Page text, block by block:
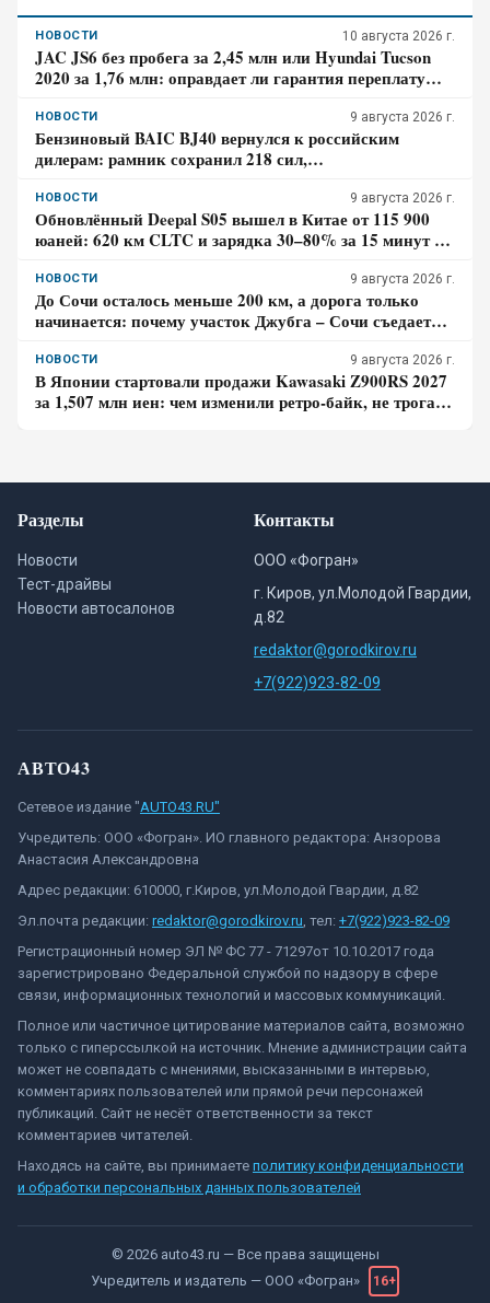
НОВОСТИ 10 августа 2026 г.
JAC JS6 без пробега за 2,45 млн или Hyundai Tucson
2020 за 1,76 млн: оправдает ли гарантия переплату
НОВОСТИ 9 августа 2026 г.
Бензиновый BAIC BJ40 вернулся к российским
дилерам: рамник сохранил 218 сил,
НОВОСТИ 9 августа 2026 г.
Обновлённый Deepal S05 вышел в Китае от 115 900
юаней: 620 км CLTC и зарядка 30–80% за 15 минут –
НОВОСТИ 9 августа 2026 г.
До Сочи осталось меньше 200 км, а дорога только
начинается: почему участок Джубга – Сочи съедает
НОВОСТИ 9 августа 2026 г.
В Японии стартовали продажи Kawasaki Z900RS 2027
за 1,507 млн иен: чем изменили ретро-байк, не трогая
Разделы
Новости
Тест-драйвы
Новости автосалонов
Контакты
ООО «Фогран»
г. Киров, ул.Молодой Гвардии,
д.82
redaktor@gorodkirov.ru
+7(922)923-82-09
АВТО43
Сетевое издание "AUTO43.RU"
Учредитель: ООО «Фогран». ИО главного редактора: Анзорова
Анастасия Александровна
Адрес редакции: 610000, г.Киров, ул.Молодой Гвардии, д.82
Эл.почта редакции: redaktor@gorodkirov.ru, тел: +7(922)923-82-09
Регистрационный номер ЭЛ № ФС 77 - 71297от 10.10.2017 года
зарегистрировано Федеральной службой по надзору в сфере
связи, информационных технологий и массовых коммуникаций.
Полное или частичное цитирование материалов сайта, возможно
только с гиперссылкой на источник. Мнение администрации сайта
может не совпадать с мнениями, высказанными в интервью,
комментариях пользователей или прямой речи персонажей
публикаций. Сайт не несёт ответственности за текст
комментариев читателей.
Находясь на сайте, вы принимаете политику конфиденциальности
и обработки персональных данных пользователей
© 2026 auto43.ru — Все права защищены
Учредитель и издатель — ООО «Фогран» 16+